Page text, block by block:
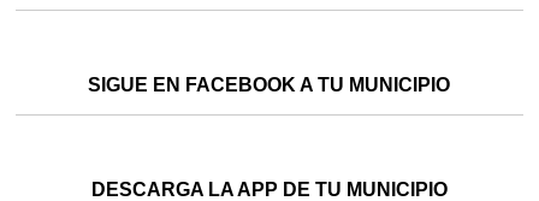
SIGUE EN FACEBOOK A TU MUNICIPIO
DESCARGA LA APP DE TU MUNICIPIO